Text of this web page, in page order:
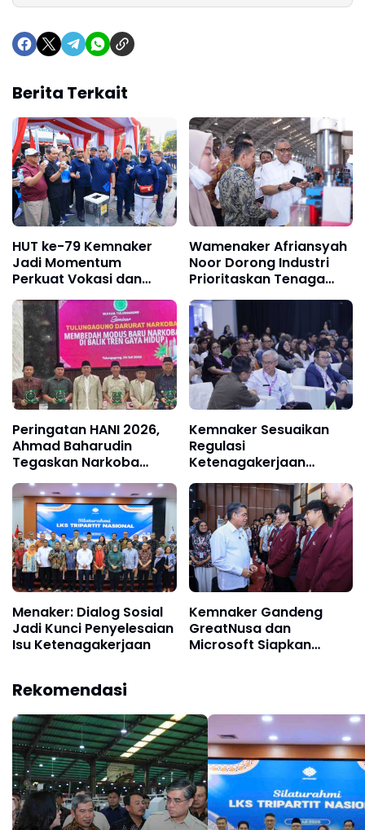
Berita Terkait
HUT ke-79 Kemnaker
Jadi Momentum
Perkuat Vokasi dan
Transformasi Green
Office
Wamenaker Afriansyah
Noor Dorong Industri
Prioritaskan Tenaga
Kerja Lokal
Peringatan HANI 2026,
Ahmad Baharudin
Tegaskan Narkoba
Ancaman Serius bagi
Generasi Muda
Kemnaker Sesuaikan
Regulasi
Ketenagakerjaan
Hadapi Dinamika Dunia
Kerja
Menaker: Dialog Sosial
Jadi Kunci Penyelesaian
Isu Ketenagakerjaan
Kemnaker Gandeng
GreatNusa dan
Microsoft Siapkan
Rekomendasi